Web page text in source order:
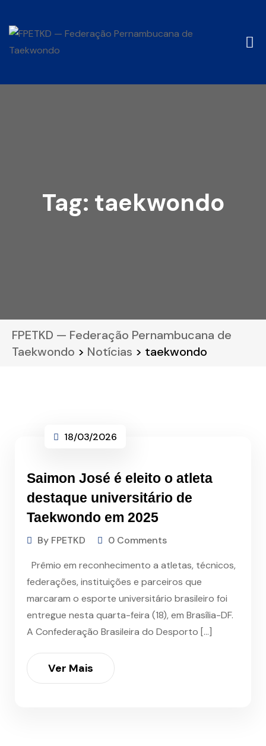
Tag: taekwondo
FPETKD — Federação Pernambucana de
Taekwondo > Notícias > taekwondo
18/03/2026
Saimon José é eleito o atleta
destaque universitário de
Taekwondo em 2025
By FPETKD
0 Comments
Prêmio em reconhecimento a atletas, técnicos,
federações, instituições e parceiros que
marcaram o esporte universitário brasileiro foi
entregue nesta quarta-feira (18), em Brasília-DF.
A Confederação Brasileira do Desporto […]
Ver Mais